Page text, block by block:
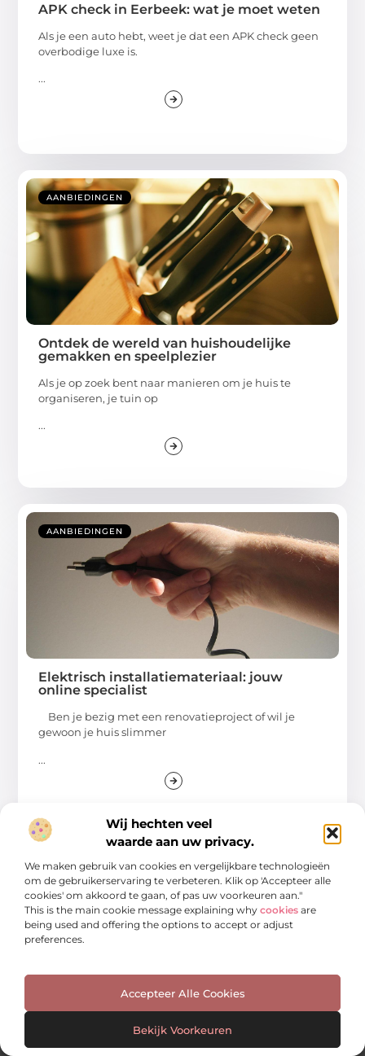
Wij hechten veel
waarde aan uw privacy.
We maken gebruik van cookies en vergelijkbare technologieën
om de gebruikerservaring te verbeteren. Klik op 'Accepteer alle
cookies' om akkoord te gaan, of pas uw voorkeuren aan."
This is the main cookie message explaining why cookies are
being used and offering the options to accept or adjust
preferences.
Accepteer Alle Cookies
Bekijk Voorkeuren
APK check in Eerbeek: wat je moet weten
Als je een auto hebt, weet je dat een APK check geen
overbodige luxe is.
...
AANBIEDINGEN
Ontdek de wereld van huishoudelijke
gemakken en speelplezier
Als je op zoek bent naar manieren om je huis te
organiseren, je tuin op
...
AANBIEDINGEN
Elektrisch installatiemateriaal: jouw
online specialist
Ben je bezig met een renovatieproject of wil je
gewoon je huis slimmer
...
Een bron van inspiratie en inzichten
Duik in onze blogs en artikelen en ontdek frisse ideeën,